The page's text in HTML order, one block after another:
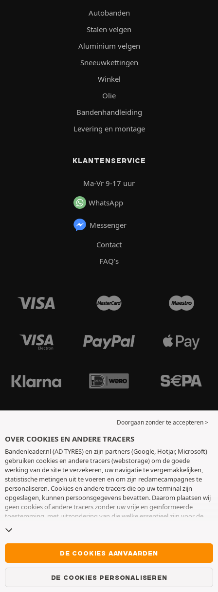
Autobanden
Stalen velgen
Aluminium velgen
Sneeuwkettingen
Winkel
Olie
Bandenhandleiding
Levering en montage
KLANTENSERVICE
Ma-Vr 9-17 uur
WhatsApp
Messenger
Contact
FAQ’s
Doorgaan zonder te accepteren >
OVER COOKIES EN ANDERE TRACERS
Bandenleader.nl (AD TYRES) en zijn partners (Google, Hotjar, Microsoft)
gebruiken cookies en andere tracers (webstorage) om de goede
werking van de site te verzekeren, uw navigatie te vergemakkelijken,
statistische metingen uit te voeren en om zijn reclamecampagnes te
personaliseren. Cookies en andere tracers die op uw terminal zijn
opgeslagen, kunnen persoonsgegevens bevatten. Daarom plaatsen wij
geen cookies of andere tracers zonder uw vrije en geïnformeerde
toestemming, met uitzondering van die welke essentieel zijn voor de
toestemming op elk moment intrekken door naar de pagina over
cookies en andere tracerste gaan. U kunt ervoor kiezen om verder te
surfen zonder het deponeren van cookies of andere tracers te
aanvaarden. Weigering verhindert de toegang tot diensten niet AD
TYRES. Voor meer informatie,
DE COOKIES AANVAARDEN
DE COOKIES PERSONALISEREN